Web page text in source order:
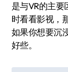
是与VR的主
时看看影视，
如果你想要沉
好些。